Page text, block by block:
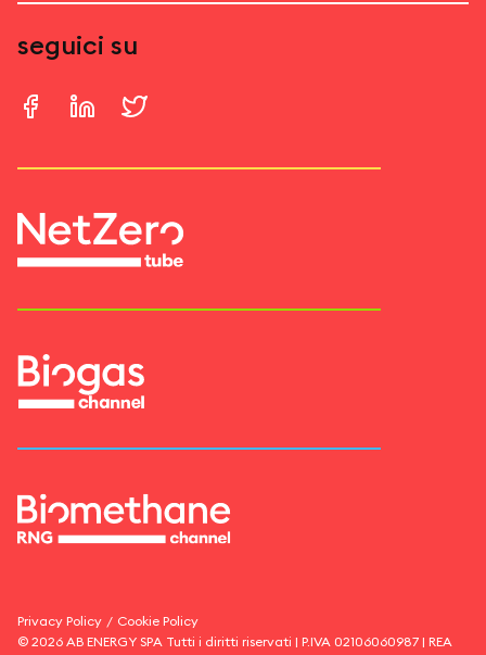
seguici su
Privacy Policy / Cookie Policy
© 2026 AB ENERGY SPA Tutti i diritti riservati | P.IVA 02106060987 | REA